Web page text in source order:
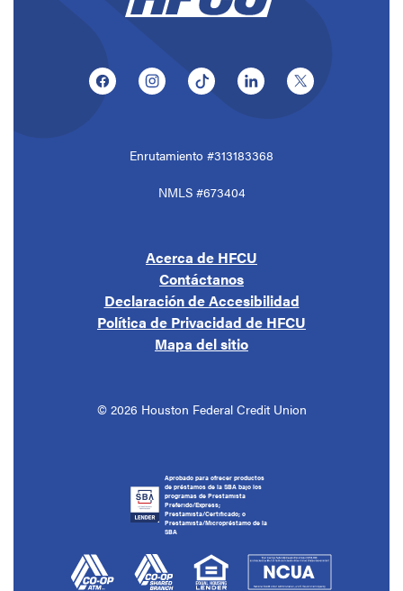
(Opens in a new Window)
(Opens in a new Window)
(Opens in a new Window)
(Opens in a new
(Opens in a
Acerca de HFCU
Contáctanos
Declaración de Accesibilidad
Política de Privacidad de HFCU
Mapa del sitio
Enrutamiento #313183368
NMLS #673404
© 2026 Houston Federal Credit Union
Aprobado para ofrecer productos
de préstamos de la SBA bajo los
programas de Prestamista
Preferido/Express;
Prestamista/Certificado; o
Prestamista/Micropréstamo de la
SBA
(Opens in a new Window)
(Opens in a new Window)
(Opens in a new Window)